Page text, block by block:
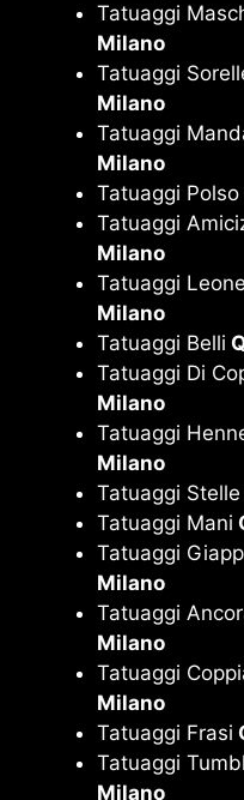
Tatuaggi
Milano
Tatuaggi
Milano
Tatuaggi
Milano
Tatuaggi Polso
Tatuaggi
Milano
Tatuaggi Leone
Milano
Tatuaggi Belli
Tatuaggi Di
Milano
Tatuaggi
Milano
Tatuaggi Stelle
Tatuaggi Mani
Tatuaggi
Milano
Tatuaggi
Milano
Tatuaggi
Milano
Tatuaggi Frasi
Tatuaggi
Milano